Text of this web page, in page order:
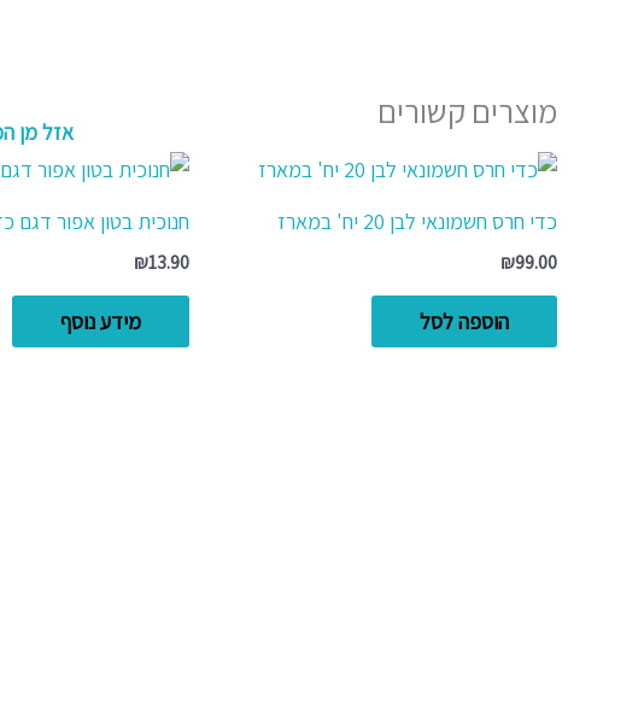
מוצרים קשורים
כדי חרס חשמונאי לבן 20 יח' במארז
₪99.00
הוספה לסל
אזל מן
חנוכית בטון אפור דגם
₪13.90
מידע נוסף